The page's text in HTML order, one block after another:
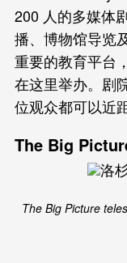
200 人的多媒体
播、博物馆导览
重要的教育平台
在这里举办。剧
位观众都可以近
The Big
The Big Picture